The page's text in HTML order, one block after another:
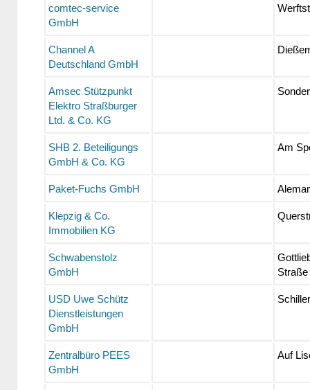
comtec-service
GmbH
Channel A
Deutschland GmbH
Amsec Stützpunkt
Elektro Straßburger
Ltd. & Co. KG
SHB 2. Beteiligungs
GmbH & Co. KG
Am
Paket-Fuchs GmbH
Klepzig & Co.
Immobilien KG
Schwabenstolz
GmbH
Straße
USD Uwe Schütz
Dienstleistungen
GmbH
Zentralbüro PEES
GmbH
Auf